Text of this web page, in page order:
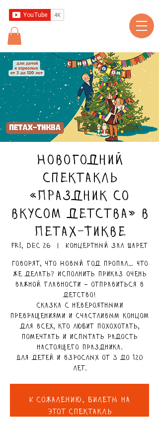
Новогодний
спектакль
«Праздник со
вкусом детства» в
Петах-Тикве
Fri, Dec 26 Концертный зал Шарет
Говорят, что Новый год пропал… Что
же делать? Исполнить приказ очень
важной главности – отправиться в
детство!
Сказка с невероятными
превращениями и счастливым концом
для всех, кто любит похохотать,
помечтать и испытать радость
настоящего праздника.
Для детей и взрослых от 3 до 120
лет.
К сожалению, билеты на
этот спектакль